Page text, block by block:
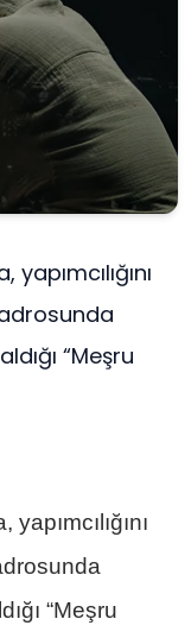
“Meşru
“Meşru